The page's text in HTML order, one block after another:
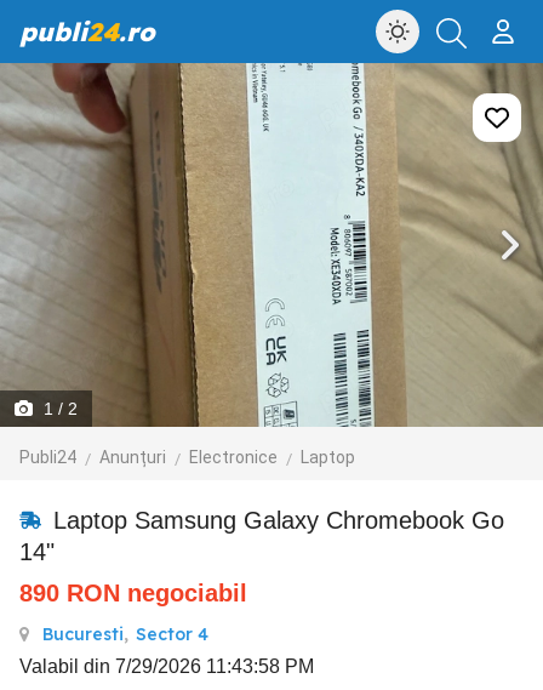
publi24.ro
1 / 2
Publi24 Anunțuri Electronice Laptop
Laptop Samsung Galaxy Chromebook Go
14"
890 RON negociabil
Bucuresti, Sector 4
Valabil din 7/29/2026 11:43:58 PM